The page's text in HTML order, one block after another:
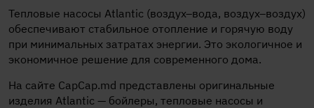
Тепловые насосы Atlantic (воздух–вода, воздух–воздух)
обеспечивают стабильное отопление и горячую воду
при минимальных затратах энергии. Это экологичное и
экономичное решение для современного дома.
На сайте CapCap.md представлены оригинальные
изделия Atlantic — бойлеры, тепловые насосы и